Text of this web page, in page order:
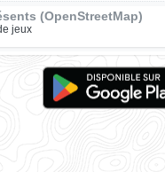
(OpenStreetMap)
jeux